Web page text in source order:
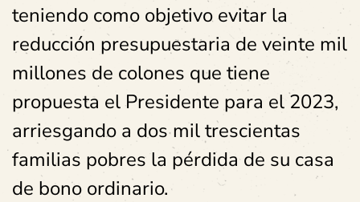
teniendo como objetivo evitar la
reducción presupuestaria de veinte mil
millones de colones que tiene
propuesta el Presidente para el 2023,
arriesgando a dos mil trescientas
familias pobres la pérdida de su casa
de bono ordinario.